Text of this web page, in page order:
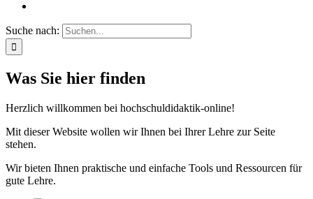
Suche nach:
Was Sie hier finden
Herzlich willkommen bei hochschuldidaktik-online!
Mit dieser Website wollen wir Ihnen bei Ihrer Lehre zur Seite
stehen.
Wir bieten Ihnen praktische und einfache Tools und Ressourcen für
gute Lehre.